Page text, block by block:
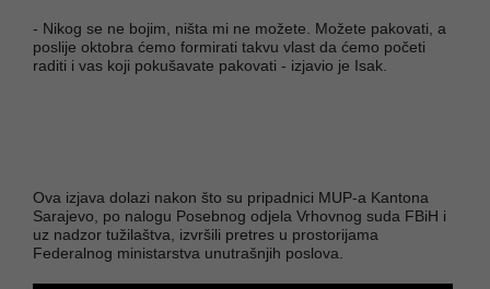
- Nikog se ne bojim, ništa mi ne možete. Možete pakovati, a
poslije oktobra ćemo formirati takvu vlast da ćemo početi
raditi i vas koji pokušavate pakovati - izjavio je Isak.
Ova izjava dolazi nakon što su pripadnici MUP-a Kantona
Sarajevo, po nalogu Posebnog odjela Vrhovnog suda FBiH i
uz nadzor tužilaštva, izvršili pretres u prostorijama
Federalnog ministarstva unutrašnjih poslova.